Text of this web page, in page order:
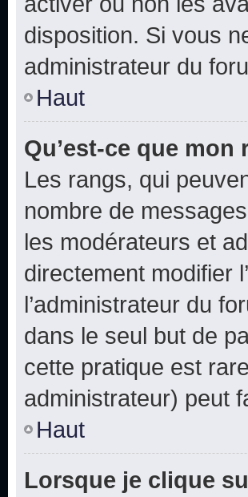
disposition. Si vous
administrateur du
Haut
Qu’est-ce que
Les rangs, qui
nombre de
les modérateurs et
directement modifier
l’administrateur du
dans le seul but de
cette pratique est
administrateur) peut
Haut
Lorsque je clique